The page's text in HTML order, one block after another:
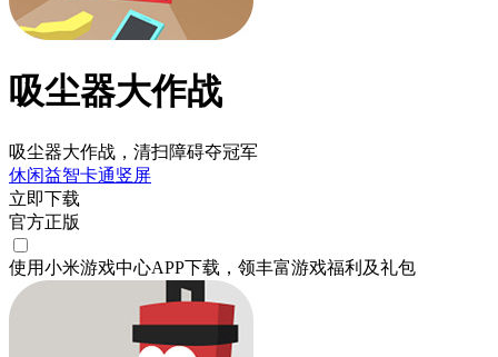
吸尘器大作战
吸尘器大作战，清扫障碍夺冠军
休闲益智卡通竖屏
立即下载
官方正版
使用小米游戏中心APP下载 ，领丰富游戏福利 及礼包